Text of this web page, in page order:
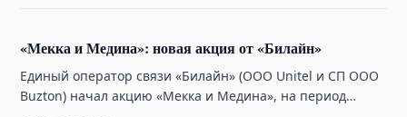
«Мекка и Медина»: новая акция от «Билайн»
Единый оператор связи «Билайн» (ООО Unitel и СП ООО
Buzton) начал акцию «Мекка и Медина», на период